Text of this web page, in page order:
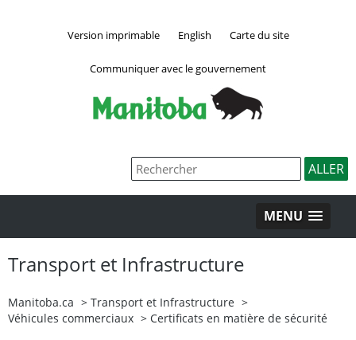
Version imprimable English Carte du site
Communiquer avec le gouvernement
MENU
Transport et Infrastructure
Manitoba.ca > Transport et Infrastructure >
Véhicules commerciaux > Certificats en matière de sécurité